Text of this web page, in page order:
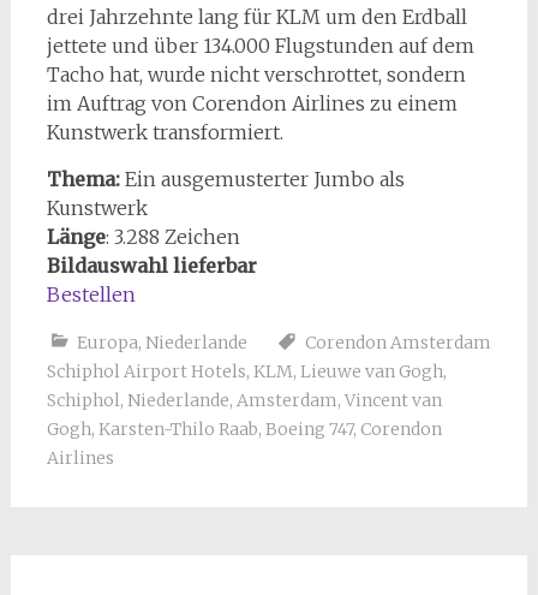
drei Jahrzehnte lang für KLM um den Erdball
jettete und über 134.000 Flugstunden auf dem
Tacho hat, wurde nicht verschrottet, sondern
im Auftrag von Corendon Airlines zu einem
Kunstwerk transformiert.
Thema: Ein ausgemusterter Jumbo als
Kunstwerk
Länge: 3.288 Zeichen
Bildauswahl lieferbar
Bestellen
Europa, Niederlande
Corendon Amsterdam
Schiphol Airport Hotels, KLM, Lieuwe van Gogh,
Schiphol, Niederlande, Amsterdam, Vincent van
Gogh, Karsten-Thilo Raab, Boeing 747, Corendon
Airlines